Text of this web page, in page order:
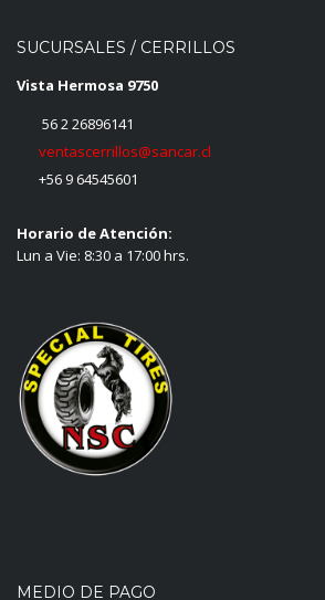
SUCURSALES / CERRILLOS
Vista Hermosa 9750
56 2 26896141
ventascerrillos@sancar.cl
+56 9 64545601
Horario de Atención:
Lun a Vie: 8:30 a 17:00 hrs.
MEDIO DE PAGO